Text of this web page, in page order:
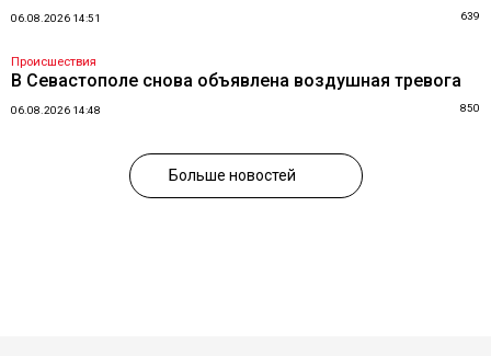
06.08.2026 14:51 639
Происшествия
В Севастополе снова объявлена воздушная тревога
06.08.2026 14:48 850
Больше новостей